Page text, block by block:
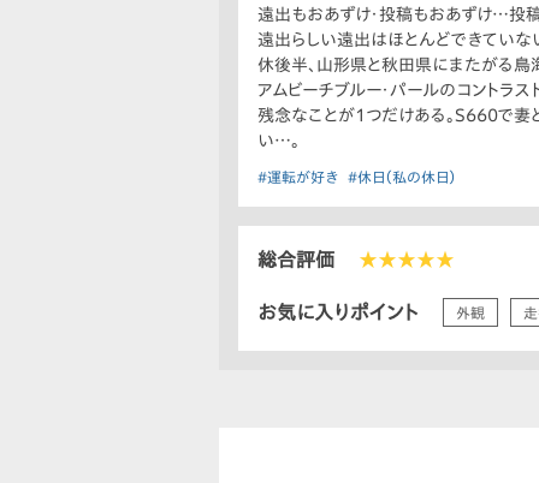
遠出もおあずけ・投稿もおあずけ…投
遠出らしい遠出はほとんどできていな
休後半、山形県と秋田県にまたがる鳥
アムビーチブルー・パールのコントラス
残念なことが1つだけある。S660で妻
い…。
#運転が好き #休日（私の休日）
総合評価 ★★★★★
お気に入りポイント 外観